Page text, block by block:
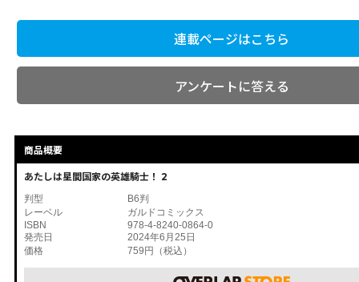
連載ページはこちら
アンケートに答える
商品概要
あたしは星間国家の英雄騎士！ 2
判型
B6判
レーベル
ガルドコミックス
ISBN
978-4-8240-0864-0
発売日
2024年6月25日
価格
759円（税込）